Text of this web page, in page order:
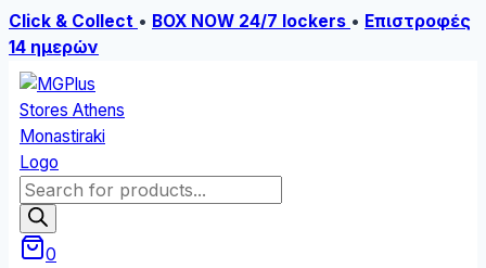
Click & Collect • BOX NOW 24/7 lockers • Επιστροφές
14 ημερών
Skip
to
content
Products
search
0